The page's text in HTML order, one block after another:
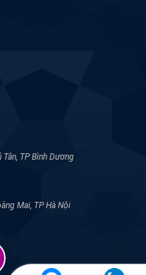
TP Bình Dương
Mai, TP Hà Nội